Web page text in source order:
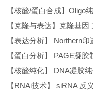
【核酸/蛋白合成】Oligo
【克隆与表达】克隆基
【表达分析】 Northern
【蛋白分析】 PAGE凝
【核酸纯化】 DNA凝胶
【RNAi技术】 siRNA 反